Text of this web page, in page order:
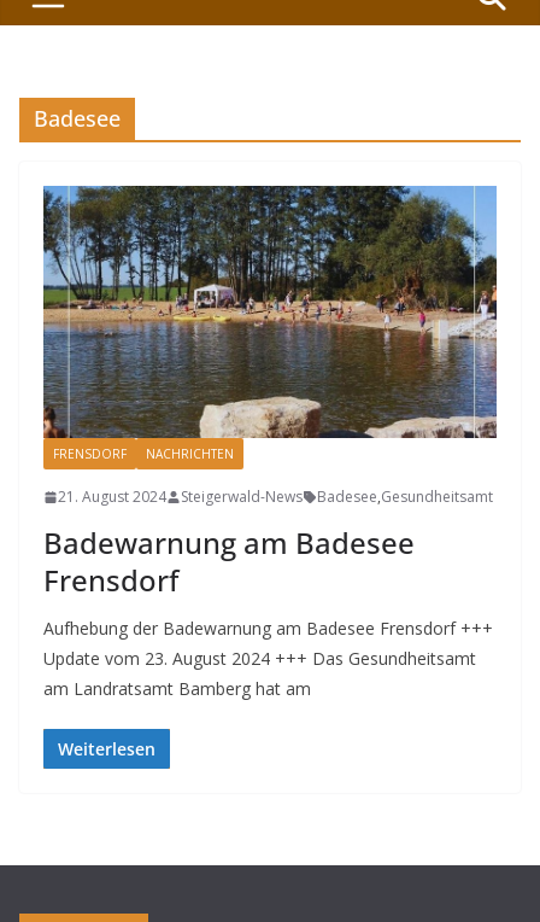
Badesee
FRENSDORF NACHRICHTEN
21. August 2024 Steigerwald-News Badesee,Gesundheitsamt
Badewarnung am Badesee
Frensdorf
Aufhebung der Badewarnung am Badesee Frensdorf +++
Update vom 23. August 2024 +++ Das Gesundheitsamt
am Landratsamt Bamberg hat am
Weiterlesen